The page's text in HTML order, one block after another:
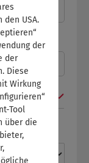
den USA.
der
der
Diese
Wirkung
Tool
über die